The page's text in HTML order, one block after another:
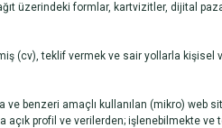
üzerindeki formlar, kartvizitler, dijital
(cv), teklif vermek ve sair yollarla
benzeri amaçlı kullanılan (mikro)
açık profil ve verilerden; işlenebilmekte ve